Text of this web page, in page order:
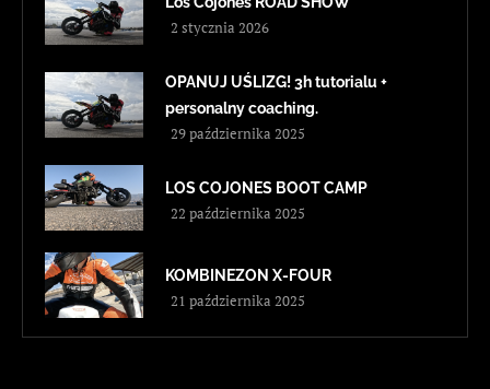
2 stycznia 2026
OPANUJ UŚLIZG! 3h tutorialu +
personalny coaching.
29 października 2025
LOS COJONES BOOT CAMP
22 października 2025
KOMBINEZON X-FOUR
21 października 2025